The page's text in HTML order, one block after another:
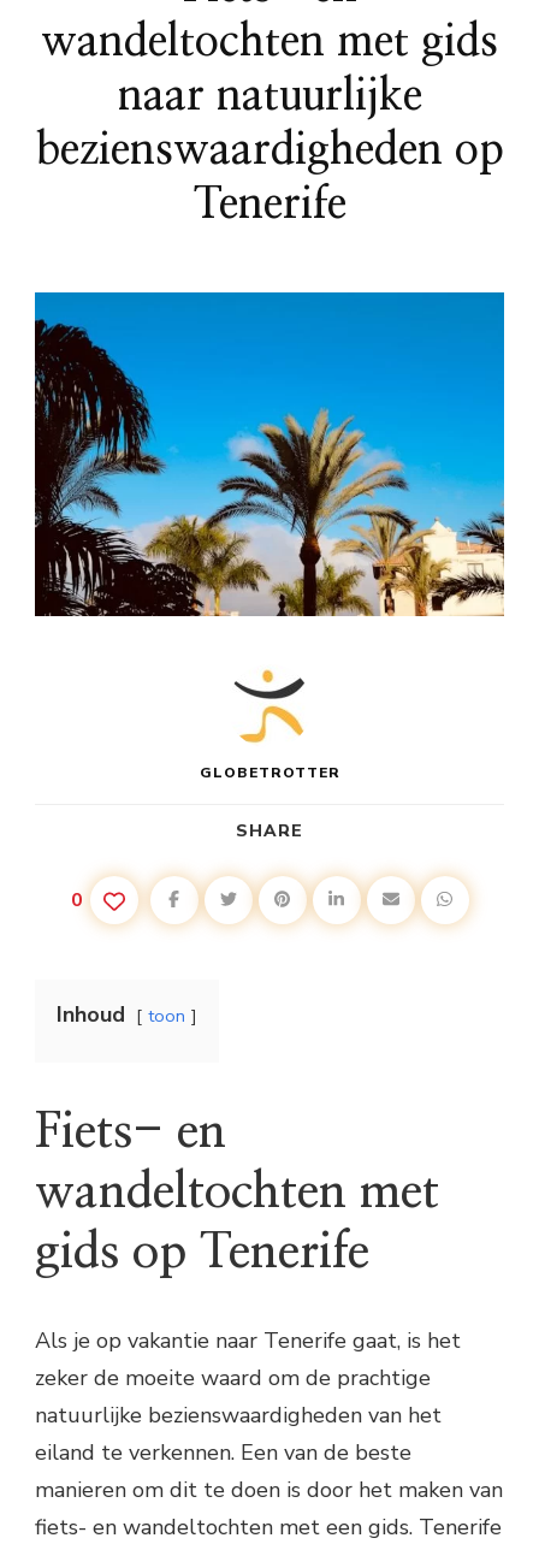
wandeltochten met gids
naar natuurlijke
bezienswaardigheden op
Tenerife
GLOBETROTTER
SHARE
0
Inhoud toon
Fiets- en
wandeltochten met
gids op Tenerife
Als je op vakantie naar Tenerife gaat, is het
zeker de moeite waard om de prachtige
natuurlijke bezienswaardigheden van het
eiland te verkennen. Een van de beste
manieren om dit te doen is door het maken van
fiets- en wandeltochten met een gids. Tenerife